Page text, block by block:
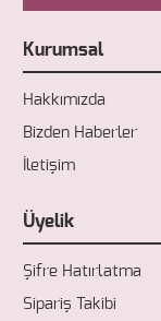
Kurumsal
Hakkımızda
Bizden Haberler
İletişim
Üyelik
Şifre Hatırlatma
Sipariş Takibi